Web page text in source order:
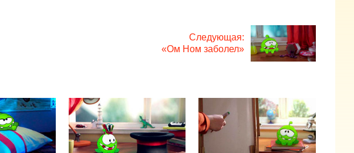
Следующая:
«Ом Ном заболел»